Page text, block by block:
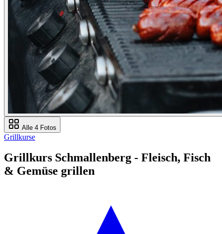
Alle 4 Fotos
Grillkurse
Grillkurs Schmallenberg - Fleisch, Fisch
& Gemüse grillen